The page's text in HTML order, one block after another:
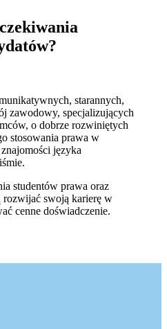
starannych,
zawodowy, specjalizujących
o dobrze rozwiniętych
stosowania prawa w
języka
studentów prawa oraz
swoją karierę w
cenne doświadczenie.